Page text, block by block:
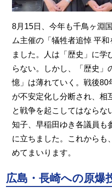
8月15日、今年も千鳥ヶ淵
ム主催の「犠牲者追悼 平
ました。人は「歴史」に学
らない。しかし、「歴史」
憶」は薄れていく。戦後80
が不安定化し分断され、相
と戦争を起こしてはならな
知子、早稲田ゆき各議員も
に立ちました。これからも
めてまいります。
広島・長崎への原爆